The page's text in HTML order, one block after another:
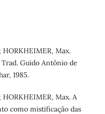
Max.
Guido Antônio de
1985.
Max. A
como mistificação das